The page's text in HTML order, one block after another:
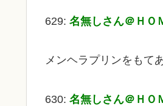
629: 名無しさん＠ＨＯ
メンヘラプリンをもて
630: 名無しさん＠ＨＯ